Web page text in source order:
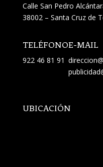
Calle San Pedro
38002 – Santa Cruz de
TELÉFONO
922 46 81 91
E-MAIL
UBICACIÓN